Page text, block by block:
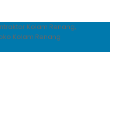
Kolam Renang,
Kolam Renang